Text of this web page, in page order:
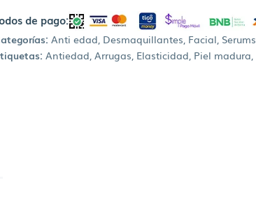
de pago:
Anti edad Desmaquillantes Facial Serums
Antiedad Arrugas Elasticidad Piel madura